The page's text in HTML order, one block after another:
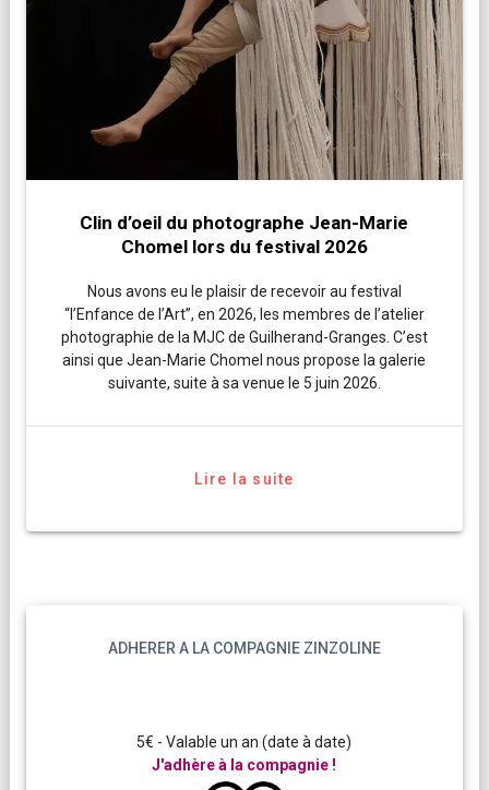
Clin d’oeil du photographe Jean-Marie
Chomel lors du festival 2026
Nous avons eu le plaisir de recevoir au festival
“l’Enfance de l’Art”, en 2026, les membres de l’atelier
photographie de la MJC de Guilherand-Granges. C’est
ainsi que Jean-Marie Chomel nous propose la galerie
suivante, suite à sa venue le 5 juin 2026.
Lire la suite
ADHERER A LA COMPAGNIE ZINZOLINE
5€ - Valable un an (date à date)
J'adhère à la compagnie !